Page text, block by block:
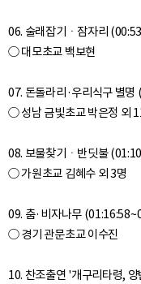
06. 술래잡기ㆍ잠자리
○ 대모초교 백보현
07. 돈돌라리·우리식구 별
○ 성남 금빛초교 박은정 외
08. 보물찾기ㆍ반딧불
○ 가원초교 김혜수 외 3명
09. 춤·비자나무
○ 경기 관문초교 이수진
10. 찬조출연 '개구리타령,